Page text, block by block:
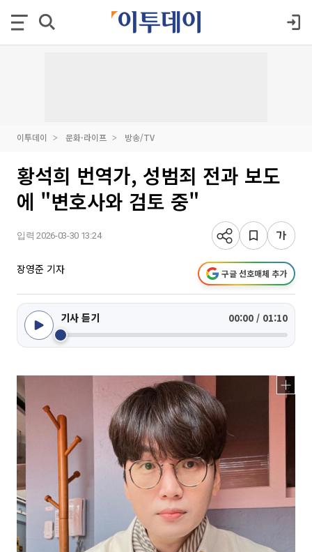
이투데이 문화·라이프 방송/TV
황석희 번역가, 성범죄 전과 보도
에 "변호사와 검토 중"
입력 2026-03-30 13:24
장영준 기자 구글 선호매체 추가
기사 듣기 00:00 / 01:10